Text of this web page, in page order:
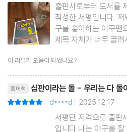
출판사로부터 도서를
작성한 서평입니다.
구를 좋아하는 야구팬
제목 자체가 너무 끌
고 하루의 피로를 씻
레스를 더 주기도 하는
ㅎㅎ 그래서 솔직히 고
이 리뷰가 도움이 되었나요?
종이책 심판이라는 돌 - 우리는 다 돌
| d****d | 2025.12.17
서평단 자격으로 출판
입니다.나는 야구를